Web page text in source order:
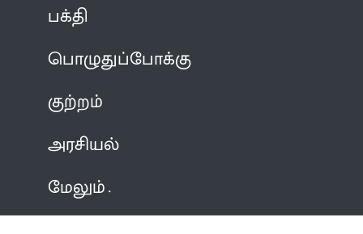
பக்தி
பொழுதுப்போக்கு
குற்றம்
அரசியல்
மேலும்